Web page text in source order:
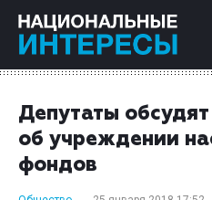
Депутаты
об учреждении
фондов